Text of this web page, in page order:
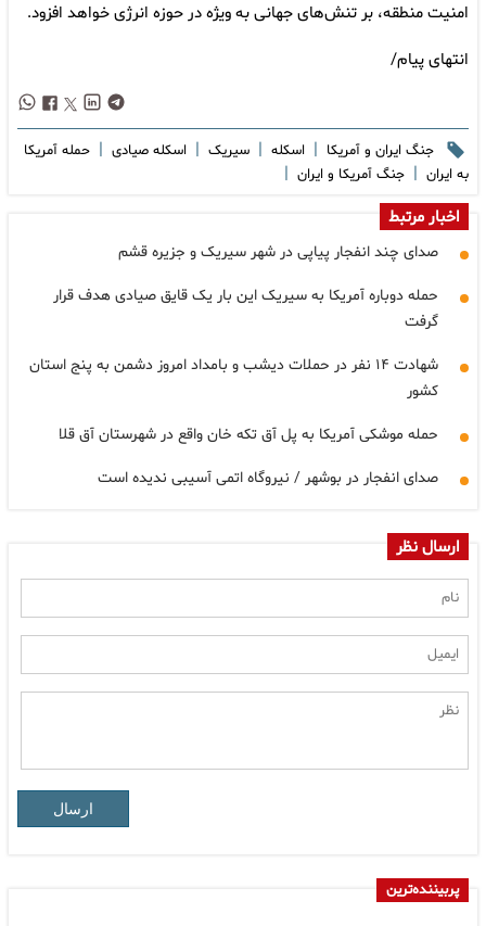
امنیت منطقه، بر تنش‌های جهانی به ویژه در حوزه انرژی خواهد افزود.
انتهای پیام/
جنگ ایران و آمریکا | اسکله | سیریک | اسکله صیادی | حمله آمریکا
به ایران | جنگ آمریکا و ایران |
اخبار مرتبط
صدای چند انفجار پیاپی در شهر سیریک و جزیره قشم
حمله دوباره آمریکا به سیریک این بار یک قایق صیادی هدف قرار
گرفت
شهادت ۱۴ نفر در حملات دیشب و بامداد امروز دشمن به پنج استان
کشور
حمله موشکی آمریکا به پل آق تکه خان واقع در شهرستان آق قلا
صدای انفجار در بوشهر / نیروگاه اتمی آسیبی ندیده است
ارسال نظر
ارسال
پربیننده‌ترین